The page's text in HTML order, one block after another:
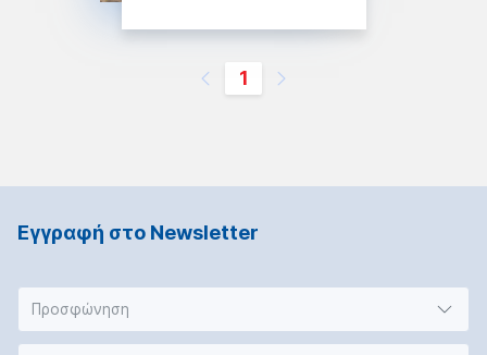
1
Εγγραφή στο Νewsletter
Προσφώνηση